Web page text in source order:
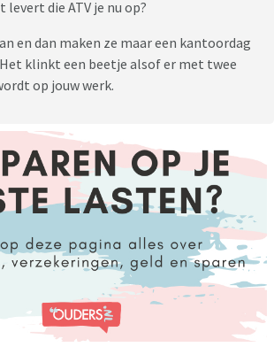
die ATV je nu op?
en dan maken ze maar een kantoordag
Het klinkt een beetje alsof er met twee
op jouw werk.